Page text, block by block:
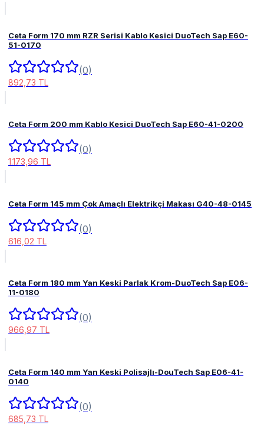
Ceta Form 170 mm RZR Serisi Kablo Kesici DuoTech Sap E60-
51-0170
(0)
892,73 TL
Ceta Form 200 mm Kablo Kesici DuoTech Sap E60-41-0200
(0)
1.173,96 TL
Ceta Form 145 mm Çok Amaçlı Elektrikçi Makası G40-48-0145
(0)
616,02 TL
Ceta Form 180 mm Yan Keski Parlak Krom-DuoTech Sap E06-
11-0180
(0)
966,97 TL
Ceta Form 140 mm Yan Keski Polisajlı-DouTech Sap E06-41-
0140
(0)
685,73 TL